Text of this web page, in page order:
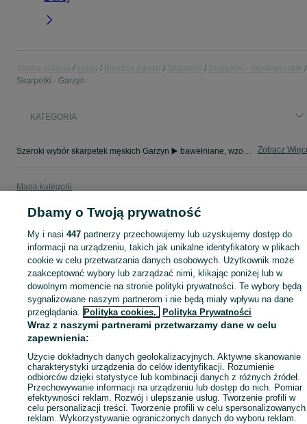
Skarpetki - Garzyn
KATEGORIA
Szeroki wybór skarpetek męskich Garzyn ▶️ bawełniane, wzorzyste, stopki i termiczne ✅ Nowe i używane w dobrych cenach ✌ Sprawdź oferty na OLX.pl! Zobacz
Mapa kategorii
Mapa ministron
Popularne wyszukiwania
Dbamy o Twoją prywatność
My i nasi447 partnerzy przechowujemy lub uzyskujemy dostęp do
informacji na urządzeniu, takich jak unikalne identyfikatory w plikach
cookie w celu przetwarzania danych osobowych. Użytkownik może
zaakceptować wybory lub zarządzać nimi, klikając poniżej lub w
dowolnym momencie na stronie polityki prywatności. Te wybory będą
sygnalizowane naszym partnerom i nie będą miały wpływu na dane
przeglądania. Polityka cookies, Polityka Prywatności
Wraz z naszymi partnerami przetwarzamy dane w celu
zapewnienia:
Użycie dokładnych danych geolokalizacyjnych. Aktywne skanowanie
charakterystyki urządzenia do celów identyfikacji. Rozumienie
odbiorców dzięki statystyce lub kombinacji danych z różnych źródeł.
Przechowywanie informacji na urządzeniu lub dostęp do nich. Pomiar
efektywności reklam. Rozwój i ulepszanie usług. Tworzenie profili w
celu personalizacji treści. Tworzenie profili w celu spersonalizowanych
reklam. Wykorzystywanie ograniczonych danych do wyboru reklam.